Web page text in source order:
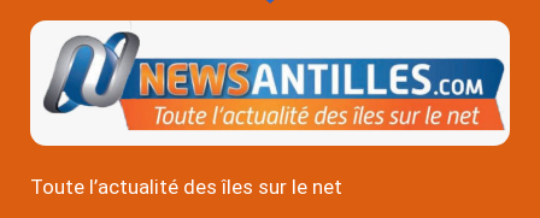
Toute l’actualité des îles sur le net